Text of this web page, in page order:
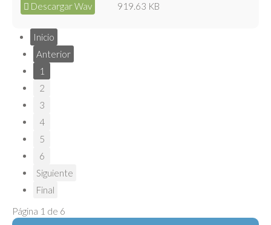
Descargar Wav 919.63 KB
Inicio
Anterior
1
2
3
4
5
6
Siguiente
Final
Página 1 de 6